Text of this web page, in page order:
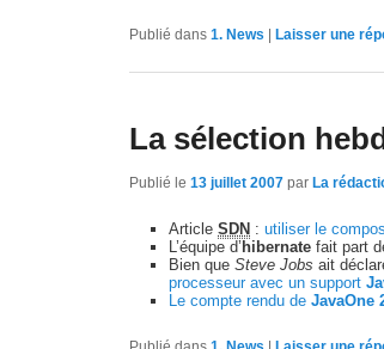
Publié dans 1. News Laisser une
La sélection
Publié le 13 juillet 2007 par La
ArticleSDN :utiliser le
L’équipe d’ hibernate fait part
Bien queSteve Jobs ait
processeur avec un support
Le compte rendu deJavaOne